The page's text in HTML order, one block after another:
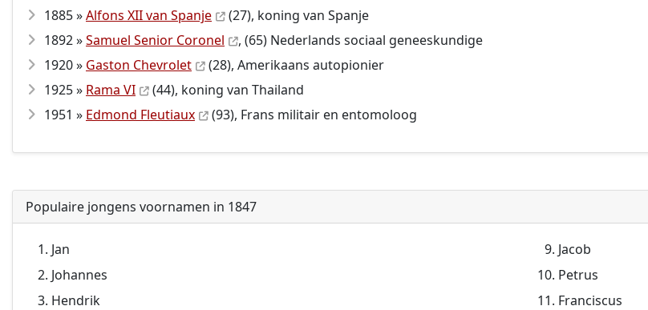
1885 »Alfons XII van Spanje
(27), koning van Spanje
1892 »Samuel Senior Coronel
, (65) Nederlands sociaal geneeskundige
1920 » Gaston Chevrolet
(28), Amerikaans autopionier
1925 » Rama VI
(44), koning van Thailand
1951 » Edmond Fleutiaux (93), Frans militair en entomoloog
Populaire jongens voornamen in 1847
Jan
Johannes
Hendrik
Jacob
Petrus
Franciscus